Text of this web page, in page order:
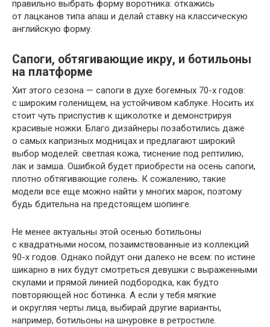
правильно выбрать форму воротника: откажись
от лацканов типа апаш и делай ставку на классическую
английскую форму.
Сапоги, обтягивающие икру, и ботильоны
на платформе
Хит этого сезона — сапоги в духе богемных 70-х годов:
с широким голенищем, на устойчивом каблуке. Носить их
стоит чуть приспустив к щиколотке и демонстрируя
красивые ножки. Благо дизайнеры позаботились даже
о самых капризных модницах и предлагают широкий
выбор моделей: светлая кожа, тиснение под рептилию,
лак и замша. Ошибкой будет приобрести на осень сапоги,
плотно обтягивающие голень. К сожалению, такие
модели все еще можно найти у многих марок, поэтому
будь бдительна на предстоящем шопинге.
Не менее актуальны этой осенью ботильоны
с квадратными носом, позаимствованные из коллекций
90-х годов. Однако пойдут они далеко не всем: по истине
шикарно в них будут смотреться девушки с выраженными
скулами и прямой линией подбородка, как будто
повторяющей нос ботинка. А если у тебя мягкие
и округляя черты лица, выбирай другие варианты,
например, ботильоны на шнуровке в ретростиле.